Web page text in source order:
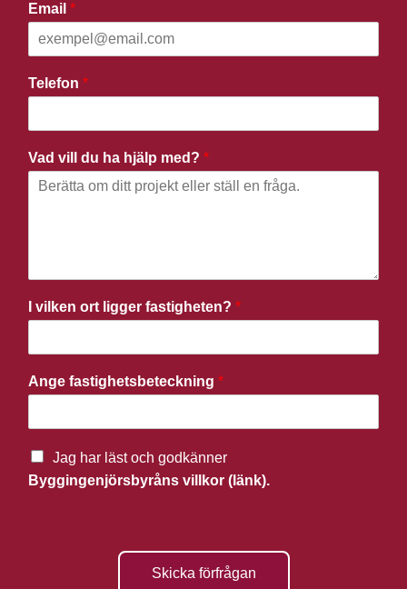
Email *
Telefon *
Vad vill du ha hjälp med? *
I vilken ort ligger fastigheten? *
Ange fastighetsbeteckning *
Jag har läst och godkänner
Byggingenjörsbyråns villkor (länk).
Skicka förfrågan